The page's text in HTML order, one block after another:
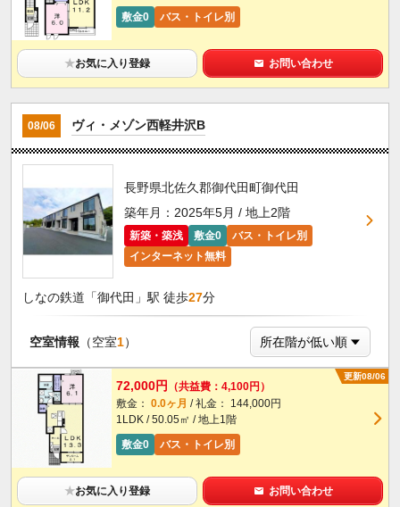
敷金0
バス・トイレ別
★お気に入り登録 お問い合わせ
08/06 ヴィ・メゾン西軽井沢B
長野県北佐久郡御代田町御代田
築年月：2025年5月 / 地上2階
新築・築浅 敷金0
バス・トイレ別
インターネット無料
しなの鉄道「御代田」駅 徒歩27分
空室情報 （空室1）
更新08/06
72,000円
（共益費：4,100円）
敷金： 0.0ヶ月 / 礼金： 144,000円
1LDK / 50.05㎡ / 地上1階
敷金0
バス・トイレ別
★お気に入り登録 お問い合わせ